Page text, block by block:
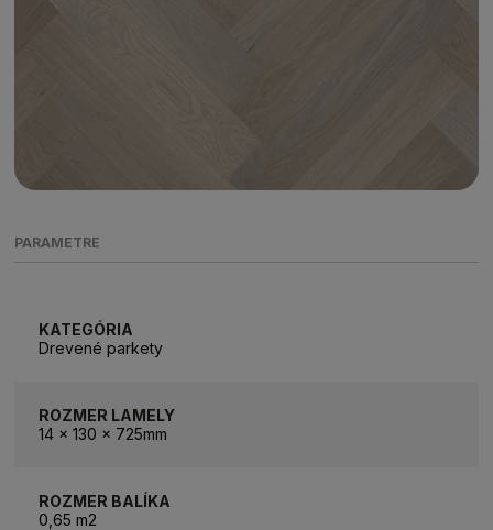
PARAMETRE
KATEGÓRIA
Drevené parkety
ROZMER LAMELY
14 x 130 x 725mm
ROZMER BALÍKA
0,65 m2